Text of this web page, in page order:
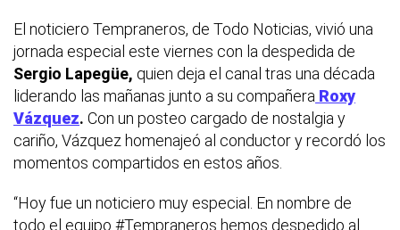
El noticiero Tempraneros, de Todo Noticias, vivió una
jornada especial este viernes con la despedida de
Sergio Lapegüe, quien deja el canal tras una década
liderando las mañanas junto a su compañera Roxy
Vázquez. Con un posteo cargado de nostalgia y
cariño, Vázquez homenajeó al conductor y recordó los
momentos compartidos en estos años.
“Hoy fue un noticiero muy especial. En nombre de
todo el equipo #Tempraneros hemos despedido al